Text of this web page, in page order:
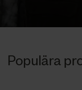
Populära